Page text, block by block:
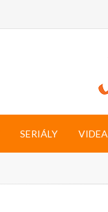
SERIÁLY VIDEA